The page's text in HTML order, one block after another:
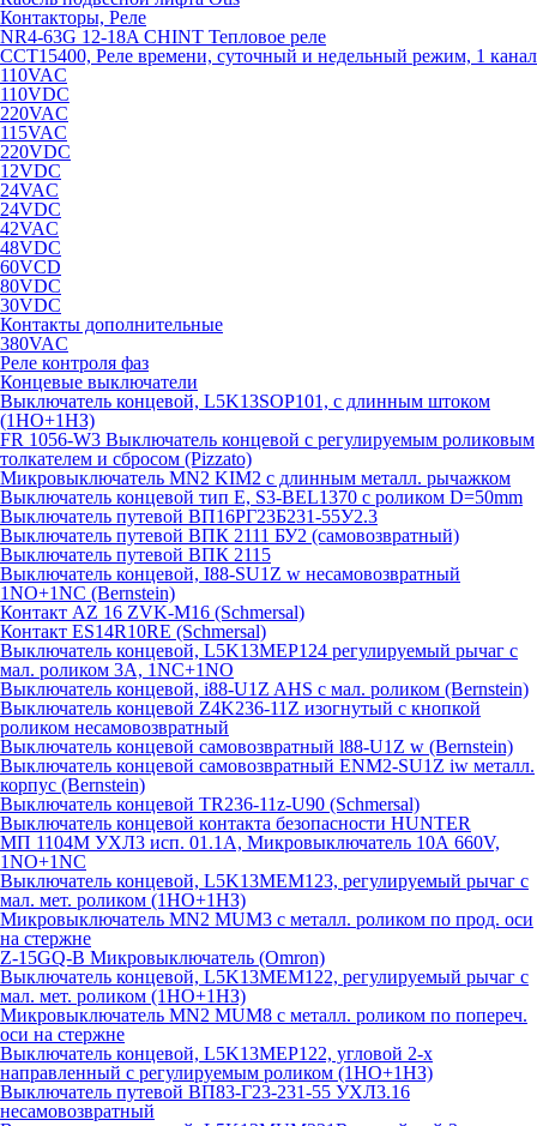
Контакторы, Реле
NR4-63G 12-18A CHINT Тепловое реле
CCT15400, Реле времени, суточный и недельный режим, 1 канал
110VAC
110VDC
220VAC
115VAC
220VDC
12VDC
24VAC
24VDC
42VAC
48VDC
60VCD
80VDC
30VDC
Контакты дополнительные
380VAC
Реле контроля фаз
Концевые выключатели
Выключатель концевой, L5K13SOP101, с длинным штоком
(1НО+1НЗ)
FR 1056-W3 Выключатель концевой с регулируемым роликовым
толкателем и сбросом (Pizzato)
Микровыключатель MN2 KIM2 с длинным металл. рычажком
Выключатель концевой тип Е, S3-BEL1370 с роликом D=50mm
Выключатель путевой ВП16РГ23Б231-55У2.3
Выключатель путевой ВПК 2111 БУ2 (самовозвратный)
Выключатель путевой ВПК 2115
Выключатель концевой, I88-SU1Z w несамовозвратный
1NO+1NC (Bernstein)
Контакт AZ 16 ZVK-M16 (Schmersal)
Контакт ES14R10RE (Schmersal)
Выключатель концевой, L5K13MEP124 регулируемый рычаг с
мал. роликом 3А, 1NC+1NO
Выключатель концевой, i88-U1Z AHS с мал. роликом (Bernstein)
Выключатель концевой Z4K236-11Z изогнутый с кнопкой
роликом несамовозвратный
Выключатель концевой самовозвратный l88-U1Z w (Bernstein)
Выключатель концевой самовозвратный ENM2-SU1Z iw металл.
корпус (Bernstein)
Выключатель концевой TR236-11z-U90 (Schmersal)
Выключатель концевой контакта безопасности HUNTER
МП 1104М УХЛ3 исп. 01.1А, Микровыключатель 10А 660V,
1NO+1NC
Выключатель концевой, L5K13MEM123, регулируемый рычаг с
мал. мет. роликом (1НО+1НЗ)
Микровыключатель MN2 MUM3 с металл. роликом по прод. оси
на стержне
Z-15GQ-B Микровыключатель (Omron)
Выключатель концевой, L5K13MEM122, регулируемый рычаг с
мал. мет. роликом (1НО+1НЗ)
Микровыключатель MN2 MUM8 с металл. роликом по попереч.
оси на стержне
Выключатель концевой, L5K13MEP122, угловой 2-х
направленный с регулируемым роликом (1НО+1НЗ)
Выключатель путевой ВП83-Г23-231-55 УХЛ3.16
несамовозвратный